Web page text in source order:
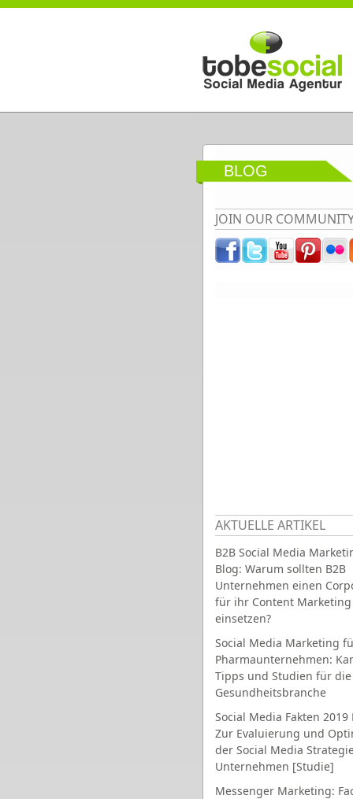
Direkt zum Inhalt
BLOG
JOIN OUR
AKTUELLE ARTIKEL
B2B Social Media
Blog: Warum sollten B2B
Unternehmen einen
für ihr Content Marketing
einsetzen?
Social Media Marketing
Pharmaunternehmen:
Tipps und Studien für die
Gesundheitsbranche
Social Media Fakten 2019
Zur Evaluierung und
der Social Media
Unternehmen [Studie]
Messenger Marketing: